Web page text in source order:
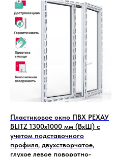
Пластиковое окно ПВХ РЕХАУ
BLITZ 1300х1000 мм (ВхШ) с
учетом подставочного
профиля, двухстворчатое,
глухое левое поворотно-